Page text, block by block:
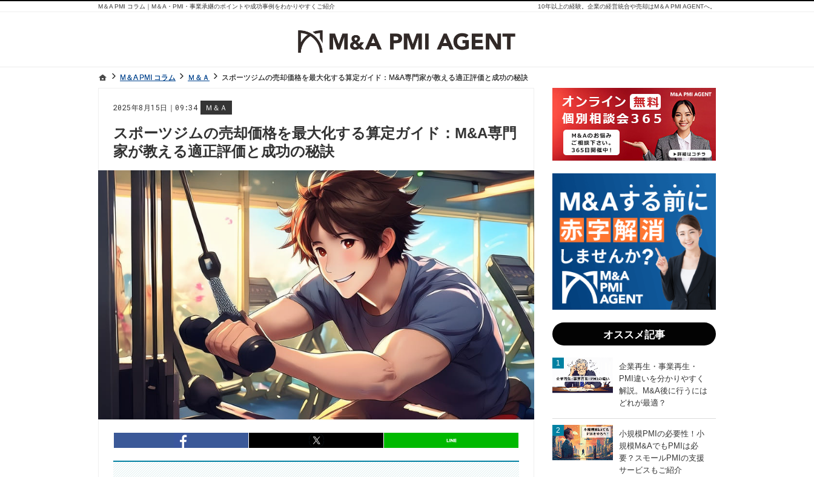
ホームM＆A PMI コラム Ｍ＆Ａ スポーツジムの売却価格を最大化する算定ガイド：M&A専門家が教える適正評価と成功の秘訣
2025年8月15日｜09:34 Ｍ＆Ａ
スポーツジムの売却価格を最大化する算定ガイド：M&A専門
家が教える適正評価と成功の秘訣
10年以上の経験。企業の経営統合や売却はM＆A PMI AGENTへ。
M＆A PMI コラム｜M＆A・PMI・事業承継のポイントや成功事例をわかりやすくご紹介
スポ
ーツ
ジム
の売
却価
格を
最大
定ガ
ド：
M&A
家が
教え
る適
正評
価と
成功
の秘
訣
entry693シェア シェア entry693LINEで送る
オススメ記事
企業再生・事業再生・
PMI違いを分かりやすく
解説。M&A後に行うには
どれが最適？
小規模PMIの必要性！小
規模M&AでもPMIは必
要？スモールPMIの支援
サービスもご紹介
ホームM＆A PMI コラム Ｍ＆Ａ スポーツジムの売却価格を最大化する算定ガイド：M&A専門家が教える適正評価と成功の秘訣